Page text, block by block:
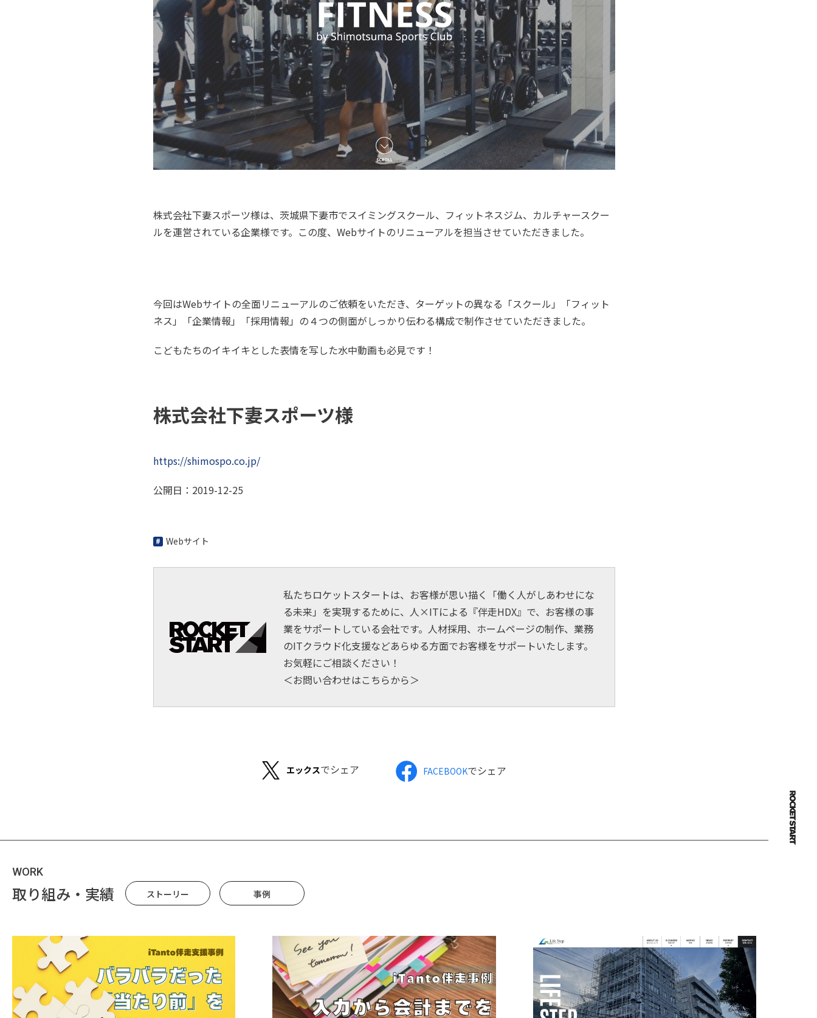
株式会社下妻スポーツ様は、茨城県下妻市でスイミングスクール、フィットネスジム、カルチャースクー
ルを運営されている企業様です。この度、Webサイトのリニューアルを担当させていただきました。
今回はWebサイトの全面リニューアルのご依頼をいただき、ターゲットの異なる「スクール」「フィット
ネス」「企業情報」「採用情報」の４つの側面がしっかり伝わる構成で制作させていただきました。
こどもたちのイキイキとした表情を写した水中動画も必見です！
株式会社下妻スポーツ様
https://shimospo.co.jp/
公開日：2019-12-25
Webサイト
私たちロケットスタートは、お客様が思い描く「働く人がしあわせにな
る未来」を実現するために、人×ITによる『伴走HDX』で、お客様の事
業をサポートしている会社です。人材採用、ホームページの制作、業務
のITクラウド化支援などあらゆる方面でお客様をサポートいたします。
お気軽にご相談ください！
＜お問い合わせはこちらから＞
エックスでシェア FACEBOOKでシェア
WORK
取り組み・実績 ストーリー 事例